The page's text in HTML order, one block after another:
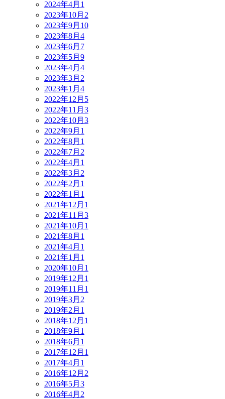
2024年4月 1
2023年10月 2
2023年9月 10
2023年8月 4
2023年6月 7
2023年5月 9
2023年4月 4
2023年3月 2
2023年1月 4
2022年12月 5
2022年11月 3
2022年10月 3
2022年9月 1
2022年8月 1
2022年7月 2
2022年4月 1
2022年3月 2
2022年2月 1
2022年1月 1
2021年12月 1
2021年11月 3
2021年10月 1
2021年8月 1
2021年4月 1
2021年1月 1
2020年10月 1
2019年12月 1
2019年11月 1
2019年3月 2
2019年2月 1
2018年12月 1
2018年9月 1
2018年6月 1
2017年12月 1
2017年4月 1
2016年12月 2
2016年5月 3
2016年4月 2